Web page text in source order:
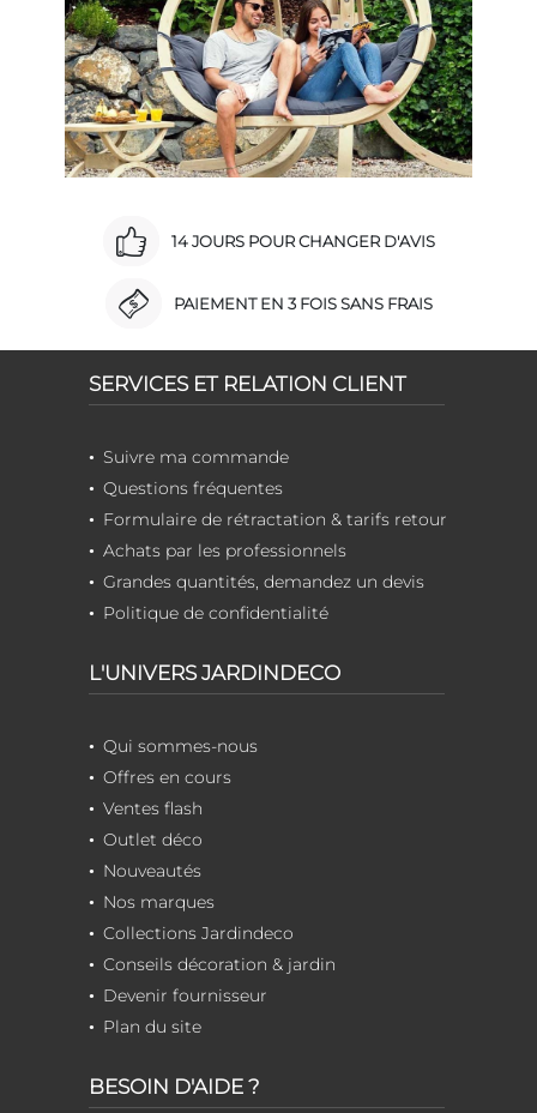
14 JOURS POUR CHANGER D'AVIS
PAIEMENT EN 3 FOIS SANS FRAIS
SERVICES ET RELATION CLIENT
Suivre ma commande
Questions fréquentes
Formulaire de rétractation & tarifs retour
Achats par les professionnels
Grandes quantités, demandez un devis
Politique de confidentialité
L'UNIVERS JARDINDECO
Qui sommes-nous
Offres en cours
Ventes flash
Outlet déco
Nouveautés
Nos marques
Collections Jardindeco
Conseils décoration & jardin
Devenir fournisseur
Plan du site
BESOIN D'AIDE ?